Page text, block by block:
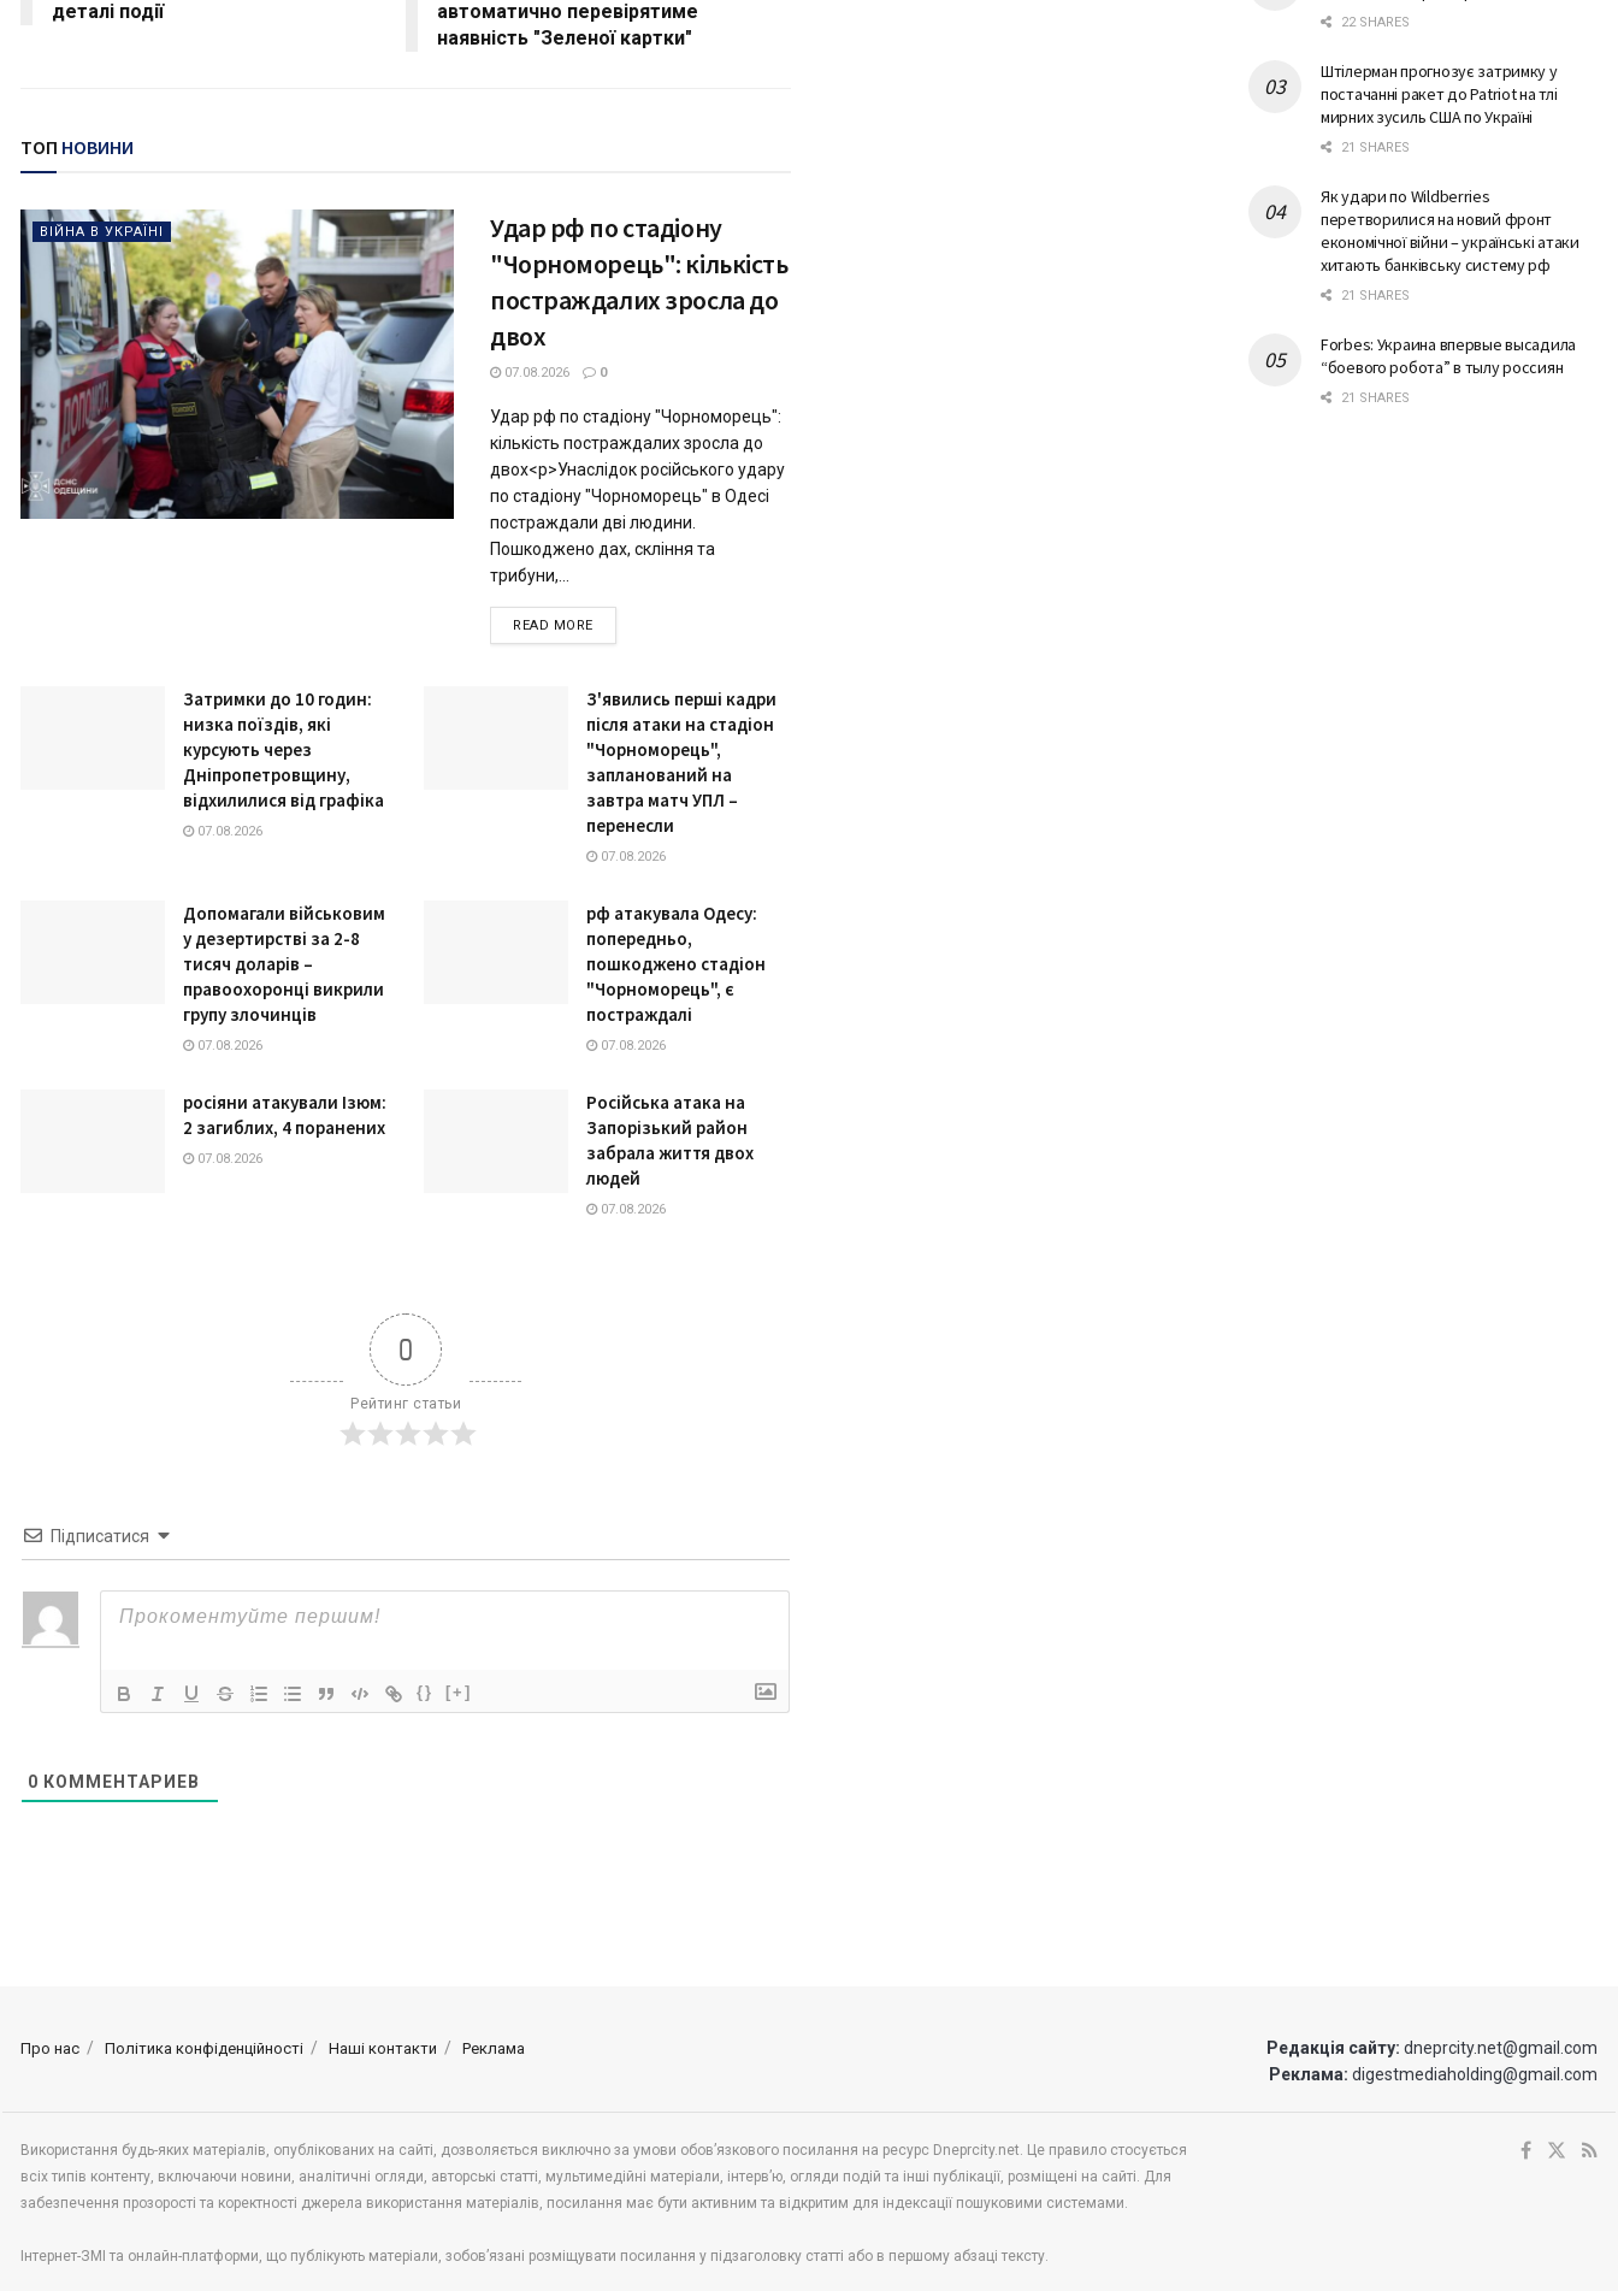
деталі події
автоматично перевірятиме
наявність "Зеленої картки"
ТОП НОВИНИ
ВІЙНА В УКРАЇНІ
Удар рф по стадіону
"Чорноморець": кількість
постраждалих зросла до
двох
07.08.2026 0
Удар рф по стадіону "Чорноморець":
кількість постраждалих зросла до
двох<p>Унаслідок російського удару
по стадіону "Чорноморець" в Одесі
постраждали дві людини.
Пошкоджено дах, скління та
трибуни,...
READ MOREDETAILS
Затримки до 10 годин:
низка поїздів, які
курсують через
Дніпропетровщину,
відхилилися від графіка
07.08.2026
З'явились перші кадри
після атаки на стадіон
"Чорноморець",
запланований на
завтра матч УПЛ –
перенесли
07.08.2026
Допомагали військовим
у дезертирстві за 2-8
тисяч доларів –
правоохоронці викрили
групу злочинців
07.08.2026
рф атакувала Одесу:
попередньо,
пошкоджено стадіон
"Чорноморець", є
постраждалі
07.08.2026
росіяни атакували Ізюм:
2 загиблих, 4 поранених
07.08.2026
Російська атака на
Запорізький район
забрала життя двох
людей
07.08.2026
0
Рейтинг статьи
Підписатися
{} [+]
0 КОММЕНТАРИЕВ
22 SHARES
Штілерман прогнозує затримку у
постачанні ракет до Patriot на тлі
мирних зусиль США по Україні
21 SHARES
Як удари по Wildberries
перетворилися на новий фронт
економічної війни – українські атаки
хитають банківську систему рф
21 SHARES
Forbes: Украина впервые высадила
“боевого робота” в тылу россиян
21 SHARES
Про нас Політика конфіденційності Наші контакти Реклама Редакція сайту: dneprcity.net@gmail.com
Реклама: digestmediaholding@gmail.com
Використання будь-яких матеріалів, опублікованих на сайті, дозволяється виключно за умови обов’язкового посилання на ресурс Dneprcity.net. Це правило стосується
всіх типів контенту, включаючи новини, аналітичні огляди, авторські статті, мультимедійні матеріали, інтерв’ю, огляди подій та інші публікації, розміщені на сайті. Для
забезпечення прозорості та коректності джерела використання матеріалів, посилання має бути активним та відкритим для індексації пошуковими системами.
Інтернет-ЗМІ та онлайн-платформи, що публікують матеріали, зобов’язані розміщувати посилання у підзаголовку статті або в першому абзаці тексту.